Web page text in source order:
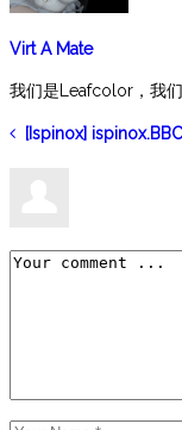
Virt A Mate
我们是Leafcolor，我
[Ispinox]